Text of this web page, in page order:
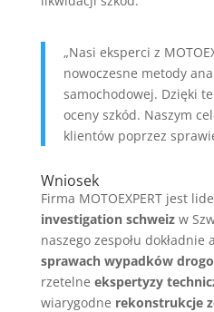
„Nasi eksperci z
nowoczesne metody
samochodowej. Dzięki
oceny szkód. Naszym
klientów poprzez
Wniosek
Firma MOTOEXPERT jest
investigation schweizw
naszego zespołu dokładnie
sprawach wypadków
rzetelne ekspertyzy
wiarygodne rekonstrukcje